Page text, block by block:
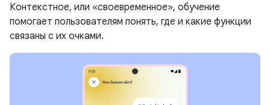
Контекстное, или «своевременное», обучение
помогает пользователям понять, где и какие функции
связаны с их очками.